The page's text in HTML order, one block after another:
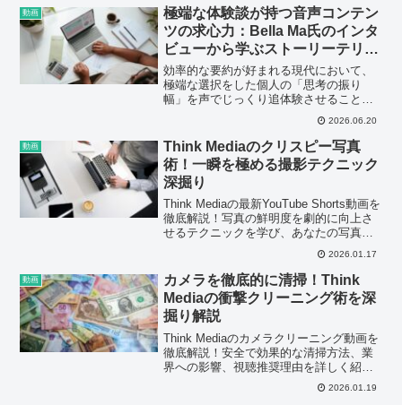
動画
極端な体験談が持つ音声コンテン
ツの求心力：Bella Ma氏のインタ
ビューから学ぶストーリーテリン
グの極意
効率的な要約が好まれる現代において、
極端な選択をした個人の「思考の振り
幅」を声でじっくり追体験させることこ
そが、音声コンテンツが持つ本質的な求
2026.06.20
動画
Think Mediaのクリスピー写真
術！一瞬を極める撮影テクニック
深掘り
Think Mediaの最新YouTube Shorts動画を
徹底解説！写真の鮮明度を劇的に向上さ
せるテクニックを学び、あなたの写真ス
キルをレベルアップさせましょう。ポッ
ドキャストのサムネイル作成にも役立つ
情報満載！
2026.01.17
動画
カメラを徹底的に清掃！Think
Mediaの衝撃クリーニング術を深
掘り解説
Think Mediaのカメラクリーニング動画を
徹底解説！安全で効果的な清掃方法、業
界への影響、視聴推奨理由を詳しく紹
介。ポッドキャスト収録機材のメンテナ
2026.01.19